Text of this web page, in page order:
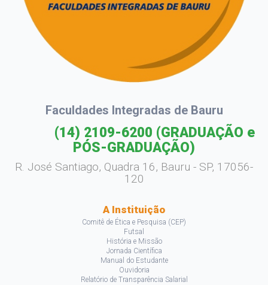
Faculdades Integradas de Bauru
(14) 2109-6200 (GRADUAÇÃO e
PÓS-GRADUAÇÃO)
R. José Santiago, Quadra 16, Bauru - SP, 17056-
120
A Instituição
Comitê de Ética e Pesquisa (CEP)
Futsal
História e Missão
Jornada Científica
Manual do Estudante
Ouvidoria
Relatório de Transparência Salarial